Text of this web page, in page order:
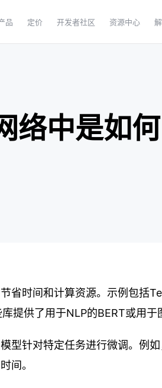
品 定价 开发者社区 资源中心
络中是如何
省时间和计算资源。示例包括
供了用于NLP的BERT或用于
型针对特定任务进行微调。例
间。